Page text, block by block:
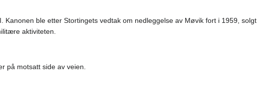
ble etter Stortingets vedtak om nedleggelse av Møvik fort i 1959, solgt
aktiviteten.
på motsatt side av veien.